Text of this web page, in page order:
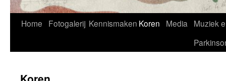
Home Fotogalerij Kennismaken Koren Media
Muziek